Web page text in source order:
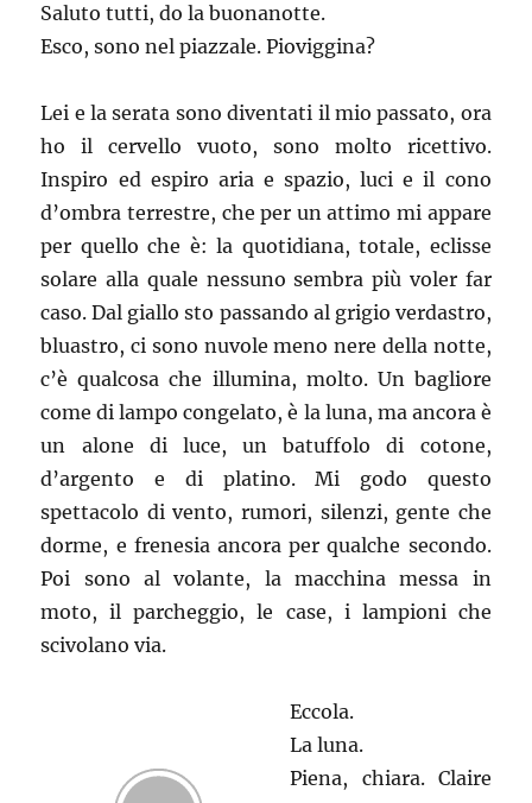
Saluto tutti, do la buonanotte.
Esco, sono nel piazzale. Pioviggina?
Lei e la serata sono diventati il mio passato, ora
ho il cervello vuoto, sono molto ricettivo.
Inspiro ed espiro aria e spazio, luci e il cono
d’ombra terrestre, che per un attimo mi appare
per quello che è: la quotidiana, totale, eclisse
solare alla quale nessuno sembra più voler far
caso. Dal giallo sto passando al grigio verdastro,
bluastro, ci sono nuvole meno nere della notte,
c’è qualcosa che illumina, molto. Un bagliore
come di lampo congelato, è la luna, ma ancora è
un alone di luce, un batuffolo di cotone,
d’argento e di platino. Mi godo questo
spettacolo di vento, rumori, silenzi, gente che
dorme, e frenesia ancora per qualche secondo.
Poi sono al volante, la macchina messa in
moto, il parcheggio, le case, i lampioni che
scivolano via.
Eccola.
La luna.
Piena, chiara. Claire